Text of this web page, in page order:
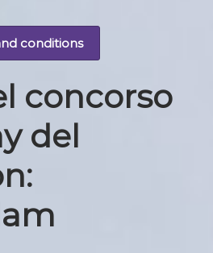
conditions
concorso
del